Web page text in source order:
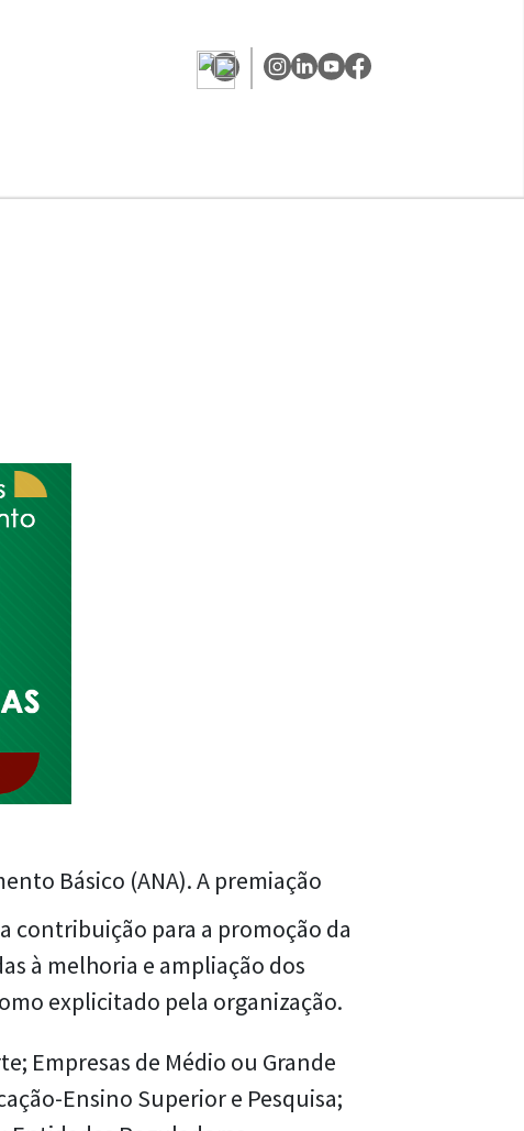
Básico (ANA). A premiação
contribuição para a promoção da
à melhoria e ampliação dos
explicitado pela organização.
Empresas de Médio ou Grande
Ensino Superior e Pesquisa;